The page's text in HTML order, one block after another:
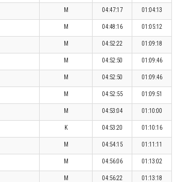
M 04:47:17 01:04:13
M 04:48:16 01:05:12
M 04:52:22 01:09:18
M 04:52:50 01:09:46
M 04:52:50 01:09:46
M 04:52:55 01:09:51
M 04:53:04 01:10:00
K 04:53:20 01:10:16
M 04:54:15 01:11:11
M 04:56:06 01:13:02
M 04:56:22 01:13:18